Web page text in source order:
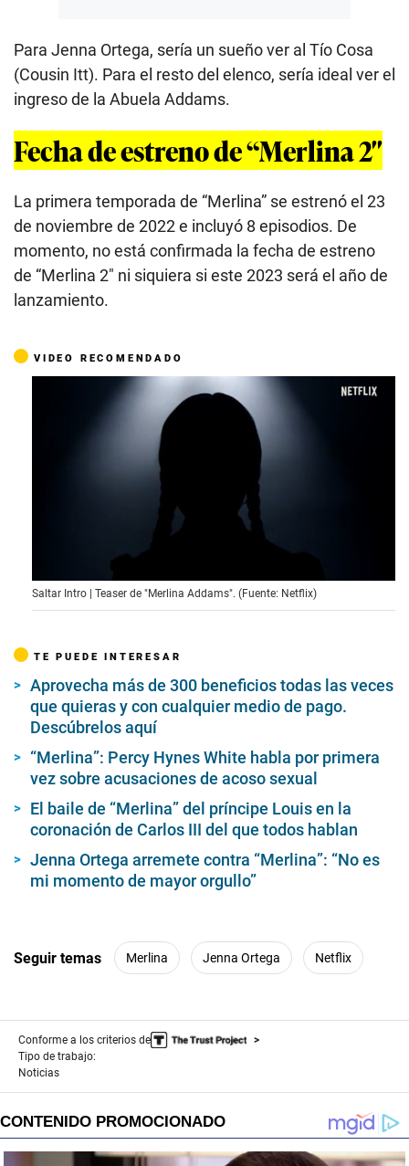
Para Jenna Ortega, sería un sueño ver al Tío Cosa
(Cousin Itt). Para el resto del elenco, sería ideal ver el
ingreso de la Abuela Addams.
Fecha de estreno de “Merlina 2″
La primera temporada de “Merlina” se estrenó el 23
de noviembre de 2022 e incluyó 8 episodios. De
momento, no está confirmada la fecha de estreno
de “Merlina 2″ ni siquiera si este 2023 será el año de
lanzamiento.
VIDEO RECOMENDADO
0
s
e
n
s
o
f
4
1
s
e
o
d
Saltar Intro | Teaser de "Merlina Addams". (Fuente: Netflix)
TE PUEDE INTERESAR
Aprovecha más de 300 beneficios todas las veces
que quieras y con cualquier medio de pago.
Descúbrelos aquí
“Merlina”: Percy Hynes White habla por primera
vez sobre acusaciones de acoso sexual
El baile de “Merlina” del príncipe Louis en la
coronación de Carlos III del que todos hablan
Jenna Ortega arremete contra “Merlina”: “No es
mi momento de mayor orgullo”
Seguir temas Merlina Jenna Ortega Netflix
Conforme a los criterios de
Tipo de trabajo:
Noticias